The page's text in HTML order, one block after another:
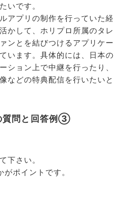
いです。
アプリの制作を行っていた経
かして、ホリプロ所属のタレ
ンとを結びつけるアプリケー
います。具体的には、日本の
ション上で中継を行ったり、
などの特典配信を行いたいと
質問と回答例③
下さい。
ポイントです。